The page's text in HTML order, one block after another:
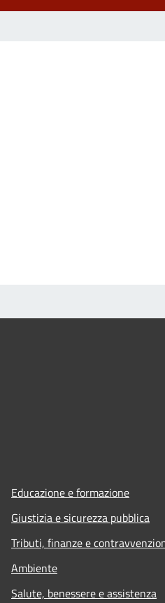
Educazione e formazione
Giustizia e sicurezza pubblica
Tributi, finanze e
Ambiente
Salute, benessere e assistenza